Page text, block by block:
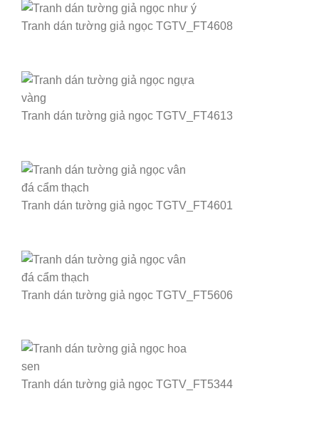
Tranh dán tường giả ngọc TGTV_FT4608
Tranh dán tường giả ngọc TGTV_FT4613
Tranh dán tường giả ngọc TGTV_FT4601
Tranh dán tường giả ngọc TGTV_FT5606
Tranh dán tường giả ngọc TGTV_FT5344